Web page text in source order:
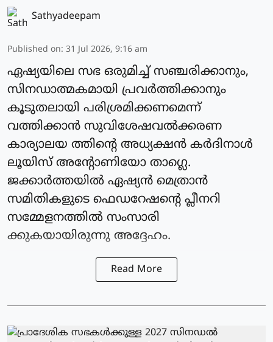
Sathyadeepam
Published on: 31 Jul 2026, 9:16 am
ഏഷ്യയിലെ സഭ ഒരുമിച്ച് സഞ്ചരിക്കാനും,
സിനഡാത്മകമായി പ്രവര്‍ത്തിക്കാനും
കൂടുതലായി പരിശ്രമിക്കണമെന്ന്
വത്തിക്കാന്‍ സുവിശേഷവൽക്കരണ
കാര്യാലയ ത്തിന്റെ അധ്യക്ഷന്‍ കർദിനാള്‍
ലൂയിസ് അന്റോണിയോ താഗ്ലെ.
ജക്കാര്‍ത്തയില്‍ ഏഷ്യന്‍ മെത്രാൻ
സമിതികളുടെ ഫെഡറേഷന്റെ പ്ലീനറി
സമ്മേളനത്തില്‍ സംസാരി
ക്കുകയായിരുന്നു അദ്ദേഹം.
Read More